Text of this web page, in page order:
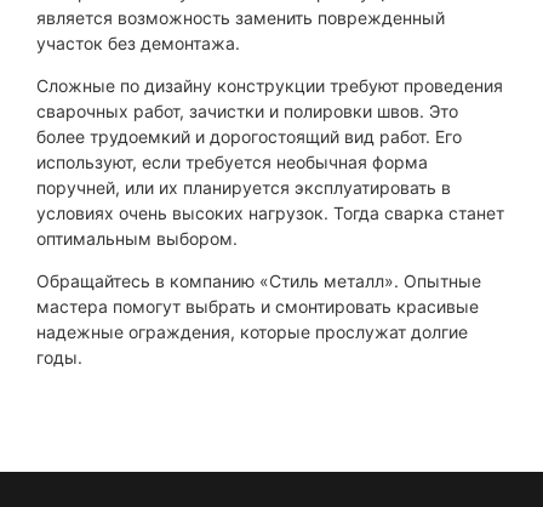
является возможность заменить поврежденный
участок без демонтажа.
Сложные по дизайну конструкции требуют проведения
сварочных работ, зачистки и полировки швов. Это
более трудоемкий и дорогостоящий вид работ. Его
используют, если требуется необычная форма
поручней, или их планируется эксплуатировать в
условиях очень высоких нагрузок. Тогда сварка станет
оптимальным выбором.
Обращайтесь в компанию «Стиль металл». Опытные
мастера помогут выбрать и смонтировать красивые
надежные ограждения, которые прослужат долгие
годы.